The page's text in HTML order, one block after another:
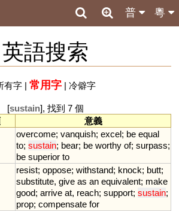
粵
普
英語搜索
有字| 常用字| 冷僻字
[sustain], 找到 7 個
意義
overcome; vanquish; excel; be equal
to; sustain; bear; be worthy of; surpass;
be superior to
resist; oppose; withstand; knock; butt;
substitute, give as an equivalent; make
good; arrive at, reach; support; sustain;
prop; compensate for